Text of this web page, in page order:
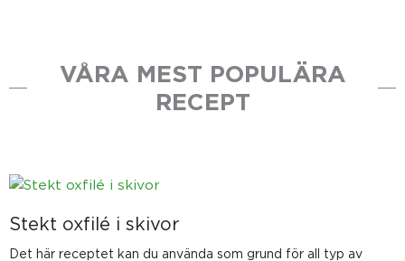
VÅRA MEST POPULÄRA
RECEPT
Stekt oxfilé i skivor
Det här receptet kan du använda som grund för all typ av